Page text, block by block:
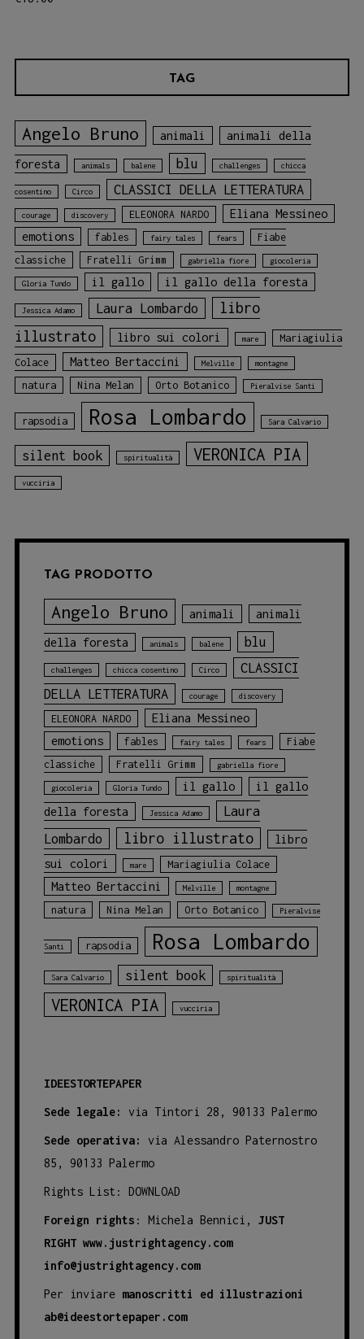
TAG
Angelo Bruno animali animali della
foresta animals balene blu challenges chicca
cosentino Circo CLASSICI DELLA LETTERATURA
courage discovery ELEONORA NARDO
Eliana Messineo
emotions
fables fairy tales fears
Fiabe
classiche
Fratelli Grimm gabriella fiore giocoleria
Gloria Tundo il gallo il gallo della foresta
Jessica Adamo Laura Lombardo
libro
illustrato
libro sui colori mare
Mariagiulia
Colace
Matteo Bertaccini Melville montagne
natura Nina Melan Orto Botanico Pieralvise Santi
rapsodia Rosa Lombardo Sara Calvario
silent book spiritualità VERONICA PIA
vucciria
TAG PRODOTTO
Angelo Bruno animali animali
della foresta animals balene blu
challenges chicca cosentino Circo
CLASSICI
DELLA LETTERATURA
courage discovery
ELEONORA NARDO
Eliana Messineo
emotions
fables fairy tales fears
Fiabe
classiche
Fratelli Grimm gabriella fiore
giocoleria Gloria Tundo il gallo
il gallo
della foresta
Jessica Adamo
Laura
Lombardo
libro illustrato
libro
sui colori
mare Mariagiulia Colace
Matteo Bertaccini Melville montagne
natura Nina Melan Orto Botanico Pieralvise
Santi rapsodia Rosa Lombardo
Sara Calvario silent book spiritualità
VERONICA PIA vucciria
IDEESTORTEPAPER
Sede legale: via Tintori 28, 90133 Palermo
Sede operativa:
via Alessandro Paternostro
85, 90133 Palermo
Rights List: DOWNLOAD
Foreign rights : Michela Bennici, JUST
RIGHT www.justrightagency.com
info@justrightagency.com
Per inviare manoscritti ed illustrazioni
ab@ideestortepaper.com